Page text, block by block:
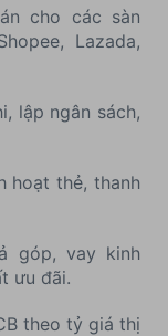
cho các sàn
Lazada,
lập ngân sách,
hoạt thẻ, thanh
góp, vay kinh
ưu đãi.
theo tỷ giá thị